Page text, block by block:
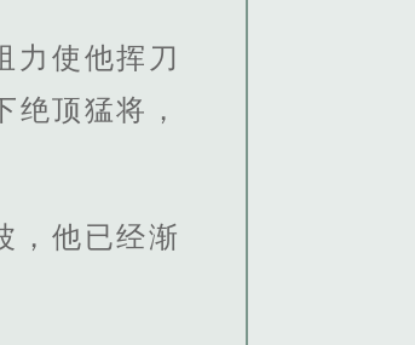
力使他挥刀
顶猛将，
，他已经渐